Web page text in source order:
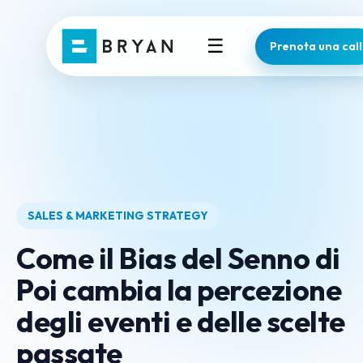
☰ Prenota una call
SALES & MARKETING STRATEGY
Come il Bias del Senno di
Poi cambia la percezione
degli eventi e delle scelte
passate